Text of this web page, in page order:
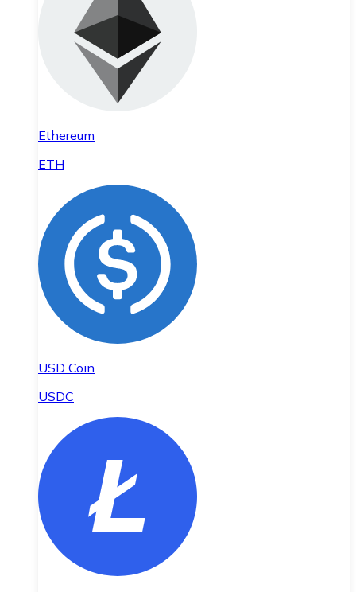
Ethereum
ETH
USD Coin
USDC